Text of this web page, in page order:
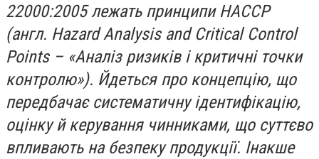
22000:2005 лежать принципи НАССР
(англ. Hazard Analysis and Critical Control
Points – «Аналіз ризиків і критичні точки
контролю»). Йдеться про концепцію, що
передбачає систематичну ідентифікацію,
оцінку й керування чинниками, що суттєво
впливають на безпеку продукції. Інакше